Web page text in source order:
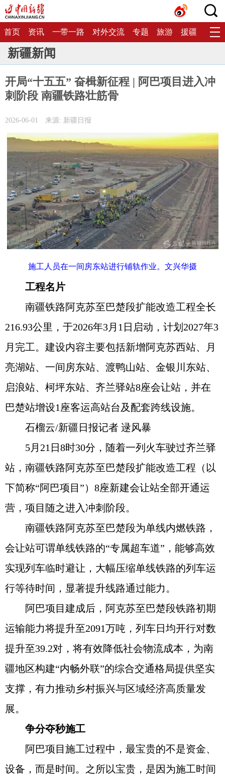
首页 资讯 一带一路 对外交流 专题 旅游 援疆 生态
新疆新闻
开局“十五五” 奋楫新征程 | 阿巴项目进入冲
刺阶段 南疆铁路壮筋骨
2026-06-01 来源: 新疆日报
施工人员在一间房东站进行铺轨作业。文兴华摄
工程名片
南疆铁路阿克苏至巴楚段扩能改造工程全长
216.93公里，于2026年3月1日启动，计划2027年3
月完工。建设内容主要包括新增阿克苏西站、月
亮湖站、一间房东站、渡鸭山站、金银川东站、
启浪站、柯坪东站、齐兰驿站8座会让站，并在
巴楚站增设1座客运高站台及配套跨线设施。
石榴云/新疆日报记者 逯风暴
5月21日8时30分，随着一列火车驶过齐兰驿
站，南疆铁路阿克苏至巴楚段扩能改造工程（以
下简称“阿巴项目”）8座新建会让站全部开通运
营，项目随之进入冲刺阶段。
南疆铁路阿克苏至巴楚段为单线内燃铁路，
会让站可谓单线铁路的“专属超车道”，能够高效
实现列车临时避让，大幅压缩单线铁路的列车运
行等待时间，显著提升线路通过能力。
阿巴项目建成后，阿克苏至巴楚段铁路初期
运输能力将提升至2091万吨，列车日均开行对数
提升至39.2对，将有效降低社会物流成本，为南
疆地区构建“内畅外联”的综合交通格局提供坚实
支撑，有力推动乡村振兴与区域经济高质量发
展。
争分夺秒施工
阿巴项目施工过程中，最宝贵的不是资金、
设备，而是时间。之所以宝贵，是因为施工时间